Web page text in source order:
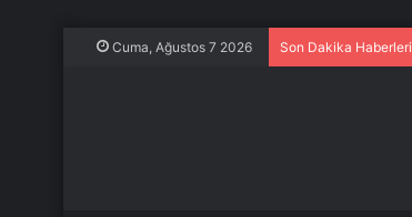
Cuma, Ağustos 7 2026 Son Dakika Haberleri